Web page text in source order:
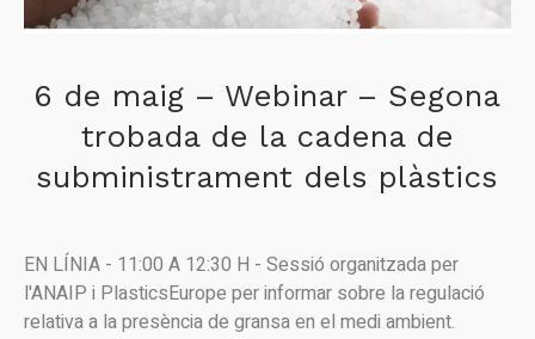
6 de maig – Webinar – Segona
trobada de la cadena de
subministrament dels plàstics
EN LÍNIA - 11:00 A 12:30 H - Sessió organitzada per
l'ANAIP i PlasticsEurope per informar sobre la regulació
relativa a la presència de gransa en el medi ambient.